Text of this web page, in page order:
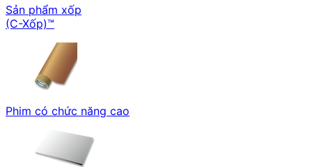
Sản phẩm xốp
(C-Xốp)™
Phim có chức năng cao